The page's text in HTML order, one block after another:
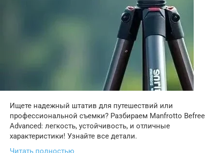
Ищете надежный штатив для путешествий или
профессиональной съемки? Разбираем Manfrotto Befree
Advanced: легкость, устойчивость, и отличные
характеристики! Узнайте все детали.
Читать полностью